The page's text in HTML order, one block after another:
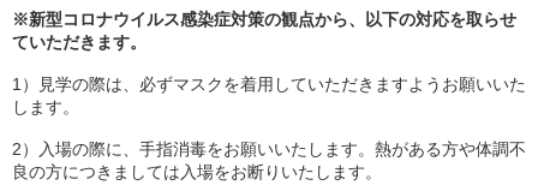
※新型コロナウイルス感染症対策の観点から、以下の対応を取らせ
ていただきます。
1）見学の際は、必ずマスクを着用していただきますようお願いいた
します。
2）入場の際に、手指消毒をお願いいたします。熱がある方や体調不
良の方につきましては入場をお断りいたします。